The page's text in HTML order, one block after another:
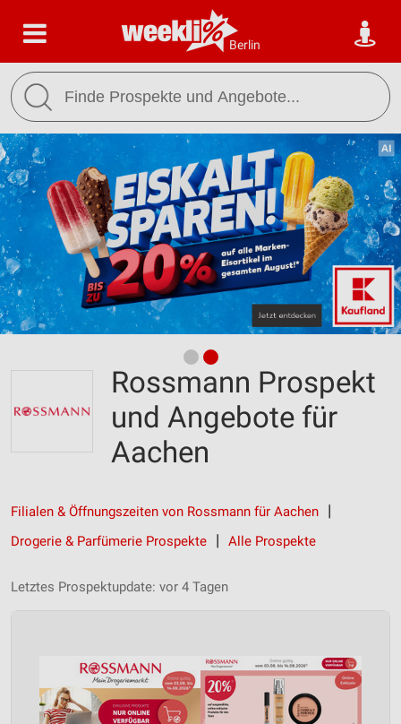
Berlin
Rossmann Prospekt
und Angebote für
Aachen
Filialen & Öffnungszeiten von Rossmann für Aachen
Drogerie & Parfümerie Prospekte
Alle Prospekte
Letztes Prospektupdate: vor 4 Tagen